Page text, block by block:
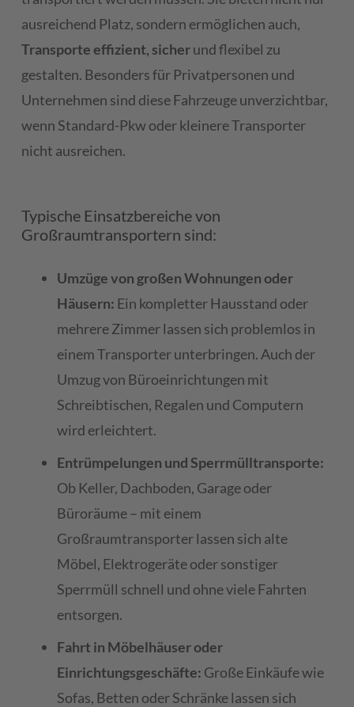
ausreichend Platz, sondern ermöglichen auch,
Transporte effizient, sicherund flexibel zu
gestalten. Besonders für Privatpersonen und
Unternehmen sind diese Fahrzeuge unverzichtbar,
wenn Standard-Pkw oder kleinere Transporter
nicht ausreichen.
Typische Einsatzbereiche von
Großraumtransportern sind:
Umzüge von großen Wohnungen oder
Häusern: Ein kompletter Hausstand oder
mehrere Zimmer lassen sich problemlos in
einem Transporter unterbringen. Auch der
Umzug von Büroeinrichtungen mit
Schreibtischen, Regalen und Computern
wird erleichtert.
Entrümpelungen und Sperrmülltransporte:
Ob Keller, Dachboden, Garage oder
Büroräume – mit einem
Großraumtransporter lassen sich alte
Möbel, Elektrogeräte oder sonstiger
Sperrmüll schnell und ohne viele Fahrten
entsorgen.
Fahrt in Möbelhäuser oder
Einrichtungsgeschäfte: Große Einkäufe wie
Sofas, Betten oder Schränke lassen sich